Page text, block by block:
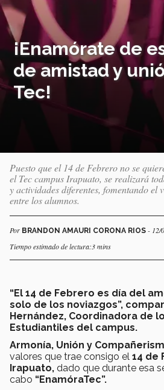
¡Enamórate de
de amistad y
Tec!
Puesto que el 14 de Febrero no se
el Tec campus Irapuato, se realizará
y actividades diferentes, fomentando el
entre los alumnos.
Por BRANDON AMAURI CORONA RIOS - 12/
Tiempo estimado de lectura:3 mins
“El 14 de Febrero es día del
solo de los noviazgos”,
Hernández, Coordinadora de
Estudiantiles del campus.
Armonía, Unión y
valores que trae consigo el 14 de
Irapuato, dado que durante esa
cabo “EnamóraTec”.